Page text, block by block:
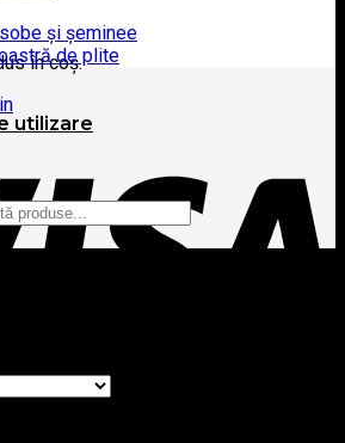
în coș.
și șeminee
de plite
utilizare